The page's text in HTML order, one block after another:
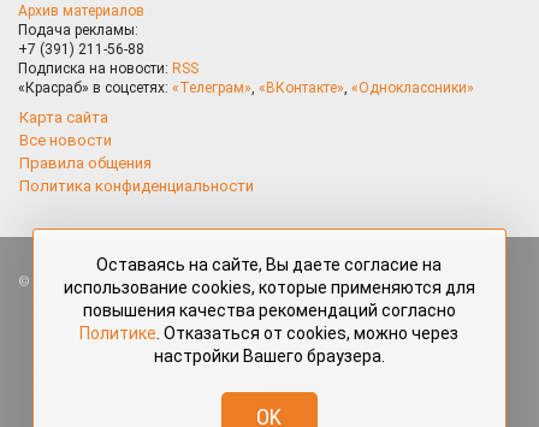
Архив материалов
Подача рекламы:
+7 (391) 211-56-88
Подписка на новости: RSS
«Красраб» в соцсетях: «Телеграм», «ВКонтакте», «Одноклассники»
Карта сайта
Все новости
Правила общения
Политика конфиденциальности
Все права защищены. Любые материалы, размещённые на портале
«Красраб.ру» сотрудниками редакции, нештатными авторами
и читателями, являются объектами авторского права. Полное или
частичное использование материалов, размещённых на портале
«Красраб.ру», допускается только с письменного согласия редакции
redaktor@krasrab.krsn.ru.
Оставаясь на сайте, Вы даете согласие на
использование cookies, которые применяются для
повышения качества рекомендаций согласно
Политике . Отказаться от cookies, можно через
настройки Вашего браузера.
OK